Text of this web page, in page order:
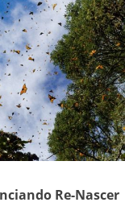
Re-Nascer